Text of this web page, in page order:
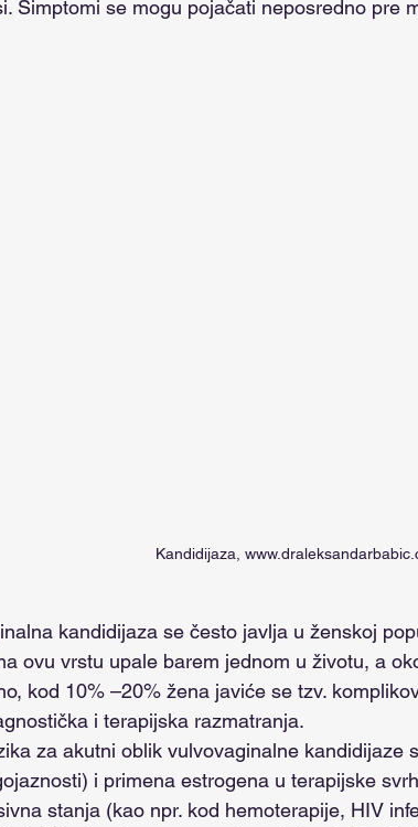
Simptomi se mogu pojačati neposredno pre
Kandidijaza,
ovu vrstu upale barem jednom u životu, a
kod 10% –20% žena javiće se tzv.
i terapijska razmatranja.
i primena estrogena u terapijske
stanja (kao npr. kod hemoterapije, HIV